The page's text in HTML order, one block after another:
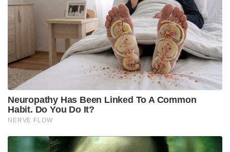
ഗോയൽ തന്റെ യുഎസ് സന്ദർശനത്തിൽ ചർച്ചകൾ
നടത്തിയിരുന്നത്. ഇന്ത്യയുമായുള്ള ഉൽപ്പാദനപരവും
സന്തുലിതവുമായ വ്യാപാര ബന്ധം മുന്നോട്ട്
കൊണ്ടുപോകുന്നതിന് യുഎസ് പ്രതിജ്ഞാപനം
ആണെന്ന് ഈ അവസരത്തിൽ യുഎസ്
വ്യക്തമാക്കിയിരുന്നു.
“ഇന്ത്യയുമായി എനിക്ക് വളരെ നല്ല ബന്ധമാണുള്ളത്,
പക്ഷേ ഇന്ത്യയുമായി എനിക്കുള്ള ഒരേയൊരു പ്രശ്നം
അവർ ലോകത്തിലെ ഏറ്റവും ഉയർന്ന താരിഫ്
ചുമത്തുന്ന രാജ്യങ്ങളിലൊന്നാണ്” എന്നായിരുന്നു
കഴിഞ്ഞദിവസം അമേരിക്കൻ പ്രസിഡണ്ട്